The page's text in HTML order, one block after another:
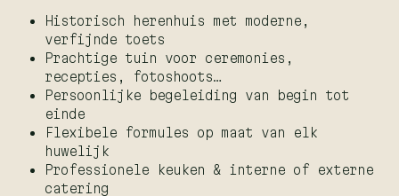
Historisch herenhuis met moderne,
verfijnde toets
Prachtige tuin voor ceremonies,
recepties, fotoshoots…
Persoonlijke begeleiding van begin tot
einde
Flexibele formules op maat van elk
huwelijk
Professionele keuken & interne of externe
catering